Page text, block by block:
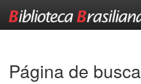
Página de busca